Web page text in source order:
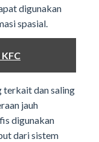
digunakan
spasial.
terkait dan saling
jauh
digunakan
dari sistem